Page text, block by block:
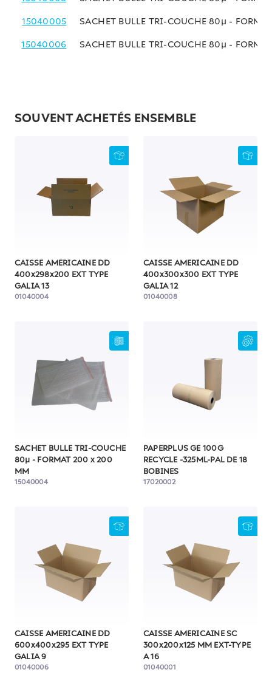
15040005 SACHET BULLE TRI-COUCHE 80µ -
15040006 SACHET BULLE TRI-COUCHE 80µ -
SOUVENT ACHETÉS ENSEMBLE
CAISSE AMERICAINE DD
400x298x200 EXT TYPE
GALIA 13
01040004
CAISSE AMERICAINE DD
400x300x300 EXT TYPE
GALIA 12
01040008
SACHET BULLE TRI-COUCHE
80µ - FORMAT 200 x 200
MM
15040004
PAPERPLUS GE 100G
RECYCLE -325ML-PAL DE 18
BOBINES
17020002
CAISSE AMERICAINE DD
600x400x295 EXT TYPE
GALIA 9
01040006
CAISSE AMERICAINE SC
300x200x125 MM EXT-TYPE
A 16
01040001